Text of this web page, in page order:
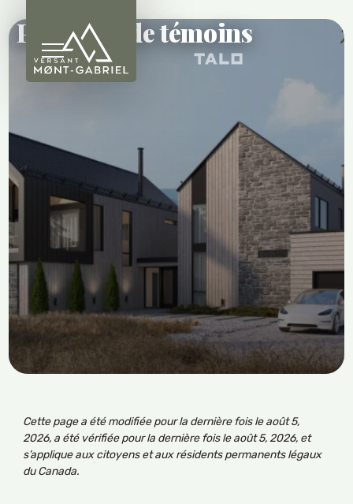
Politique de témoins
Cette page a été modifiée pour la dernière fois le août 5,
2026, a été vérifiée pour la dernière fois le août 5, 2026, et
s’applique aux citoyens et aux résidents permanents légaux
du Canada.